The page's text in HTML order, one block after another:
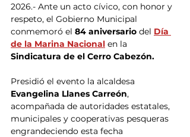
2026.- Ante un acto cívico, con honor y
respeto, el Gobierno Municipal
conmemoró el 84 aniversario del Día
de la Marina Nacional en la
Sindicatura de el Cerro Cabezón.
Presidió el evento la alcaldesa
Evangelina Llanes Carreón,
acompañada de autoridades estatales,
municipales y cooperativas pesqueras
engrandeciendo esta fecha